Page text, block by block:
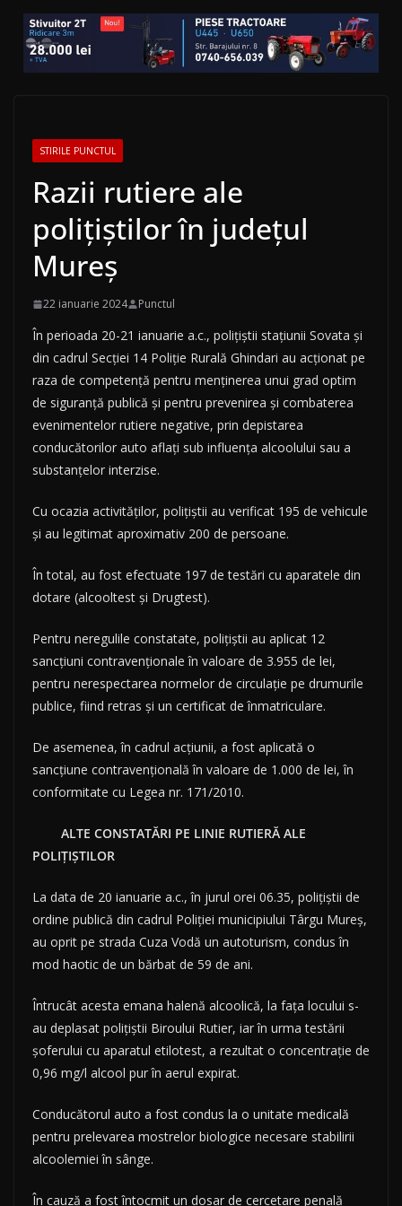
STIRILE PUNCTUL
Razii rutiere ale
polițiștilor în județul
Mureș
22 ianuarie 2024 Punctul
În perioada 20-21 ianuarie a.c., polițiștii stațiunii Sovata și
din cadrul Secției 14 Poliție Rurală Ghindari au acționat pe
raza de competență pentru menținerea unui grad optim
de siguranță publică și pentru prevenirea și combaterea
evenimentelor rutiere negative, prin depistarea
conducătorilor auto aflați sub influența alcoolului sau a
substanțelor interzise.
Cu ocazia activităților, polițiștii au verificat 195 de vehicule
și au legitimat aproximativ 200 de persoane.
În total, au fost efectuate 197 de testări cu aparatele din
dotare (alcooltest și Drugtest).
Pentru neregulile constatate, polițiștii au aplicat 12
sancțiuni contravenționale în valoare de 3.955 de lei,
pentru nerespectarea normelor de circulație pe drumurile
publice, fiind retras și un certificat de înmatriculare.
De asemenea, în cadrul acțiunii, a fost aplicată o
sancțiune contravențională în valoare de 1.000 de lei, în
conformitate cu Legea nr. 171/2010.
ALTE CONSTATĂRI PE LINIE RUTIERĂ ALE
POLIȚIȘTILOR
La data de 20 ianuarie a.c., în jurul orei 06.35, polițiștii de
ordine publică din cadrul Poliției municipiului Târgu Mureș,
au oprit pe strada Cuza Vodă un autoturism, condus în
mod haotic de un bărbat de 59 de ani.
Întrucât acesta emana halenă alcoolică, la fața locului s-
au deplasat polițiștii Biroului Rutier, iar în urma testării
șoferului cu aparatul etilotest, a rezultat o concentrație de
0,96 mg/l alcool pur în aerul expirat.
Conducătorul auto a fost condus la o unitate medicală
pentru prelevarea mostrelor biologice necesare stabilirii
alcoolemiei în sânge.
În cauză a fost întocmit un dosar de cercetare penală